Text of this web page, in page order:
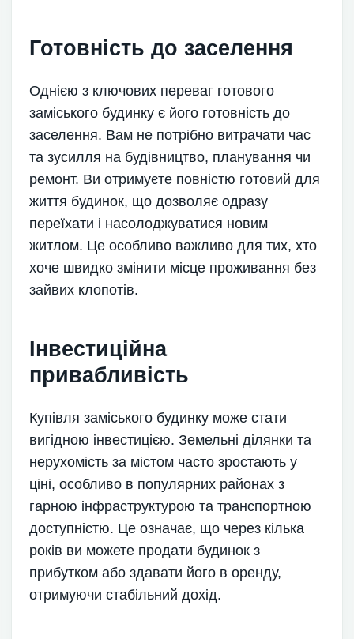
Готовність до заселення
Однією з ключових переваг готового
заміського будинку є його готовність до
заселення. Вам не потрібно витрачати час
та зусилля на будівництво, планування чи
ремонт. Ви отримуєте повністю готовий для
життя будинок, що дозволяє одразу
переїхати і насолоджуватися новим
житлом. Це особливо важливо для тих, хто
хоче швидко змінити місце проживання без
зайвих клопотів.
Інвестиційна
привабливість
Купівля заміського будинку може стати
вигідною інвестицією. Земельні ділянки та
нерухомість за містом часто зростають у
ціні, особливо в популярних районах з
гарною інфраструктурою та транспортною
доступністю. Це означає, що через кілька
років ви можете продати будинок з
прибутком або здавати його в оренду,
отримуючи стабільний дохід.